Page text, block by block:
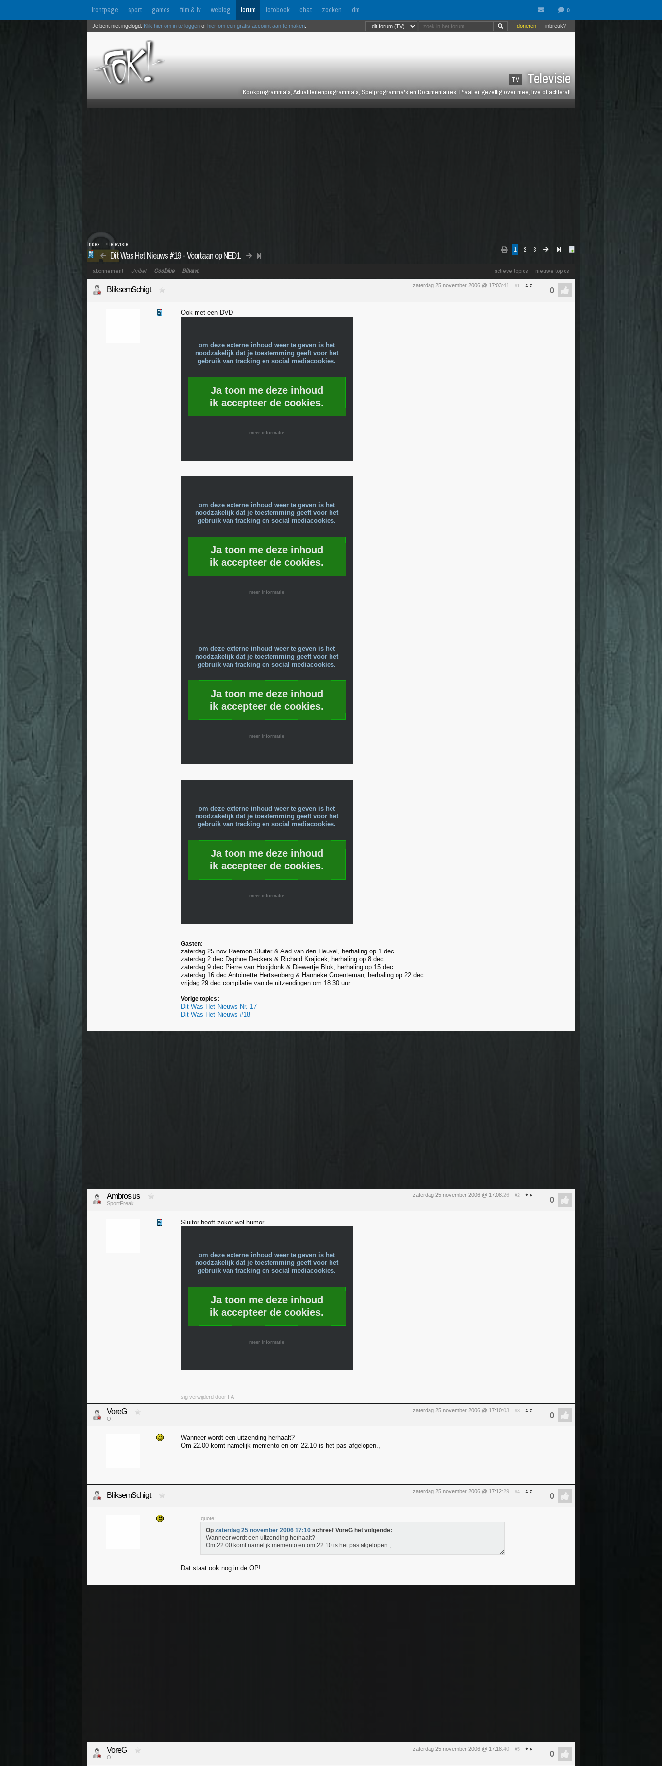
frontpage sport games film & tv weblog forum fotoboek chat zoeken dm
TV Televisie
Kookprogramma's, Actualiteitenprogramma's, Spelprogramma's en Documentaires. Praat er gezellig over mee, live of achteraf!
inbreuk?
doneren
Je bent niet ingelogd. Klik hier om in te loggen of hier om een gratis account aan te maken
1 2 3
Dit Was Het Nieuws #19 - Voortaan op NED1.
Index »televisie
actieve topics nieuwe topics
abonnement Unibet Coolblue Bitvavo
zaterdag 25 november 2006 @ 17:03:41 #1
BliksemSchigt
Ook met een DVD
om deze externe inhoud weer te geven is het
noodzakelijk dat je toestemming geeft voor het
gebruik van tracking en social mediacookies.
Ja toon me deze inhoud
ik accepteer de cookies.
meer informatie
om deze externe inhoud weer te geven is het
noodzakelijk dat je toestemming geeft voor het
gebruik van tracking en social mediacookies.
Ja toon me deze inhoud
ik accepteer de cookies.
meer informatie
om deze externe inhoud weer te geven is het
noodzakelijk dat je toestemming geeft voor het
gebruik van tracking en social mediacookies.
Ja toon me deze inhoud
ik accepteer de cookies.
meer informatie
om deze externe inhoud weer te geven is het
noodzakelijk dat je toestemming geeft voor het
gebruik van tracking en social mediacookies.
Ja toon me deze inhoud
ik accepteer de cookies.
meer informatie
Gasten:
zaterdag 25 nov Raemon Sluiter & Aad van den Heuvel, herhaling op 1 dec
zaterdag 2 dec Daphne Deckers & Richard Krajicek, herhaling op 8 dec
zaterdag 9 dec Pierre van Hooijdonk & Diewertje Blok, herhaling op 15 dec
zaterdag 16 dec Antoinette Hertsenberg & Hanneke Groenteman, herhaling op 22 dec
vrijdag 29 dec compilatie van de uitzendingen om 18.30 uur
Vorige topics:
Dit Was Het Nieuws Nr. 17
Dit Was Het Nieuws #18
zaterdag 25 november 2006 @ 17:08:26 #2
Ambrosius
SportFreak
Sluiter heeft zeker wel humor
om deze externe inhoud weer te geven is het
noodzakelijk dat je toestemming geeft voor het
gebruik van tracking en social mediacookies.
Ja toon me deze inhoud
ik accepteer de cookies.
meer informatie
.
sig verwijderd door FA
zaterdag 25 november 2006 @ 17:10:03 #3
VoreG
O!
Wanneer wordt een uitzending herhaalt?
Om 22.00 komt namelijk memento en om 22.10 is het pas afgelopen.,
zaterdag 25 november 2006 @ 17:12:29 #4
BliksemSchigt
quote:
Op zaterdag 25 november 2006 17:10 schreef VoreG het volgende:
Wanneer wordt een uitzending herhaalt?
Om 22.00 komt namelijk memento en om 22.10 is het pas afgelopen.,
Dat staat ook nog in de OP!
zaterdag 25 november 2006 @ 17:18:40 #5
VoreG
O!